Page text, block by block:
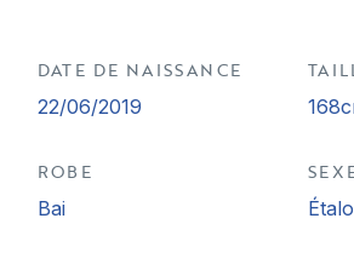
DATE DE NAISSANCE
22/06/2019
ROBE
Bai